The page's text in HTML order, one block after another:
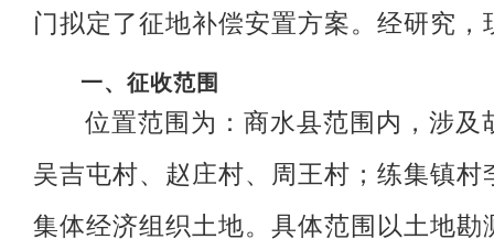
门拟定了征地补偿安置方案。经研究
一、 征收范围
位置范围为： 商水县范围内，涉及
吴吉屯村、赵庄村、周王村；练集镇
集体经济组织土地。 具体范围以土地勘